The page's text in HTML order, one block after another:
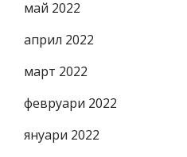
май 2022
април 2022
март 2022
февруари 2022
януари 2022